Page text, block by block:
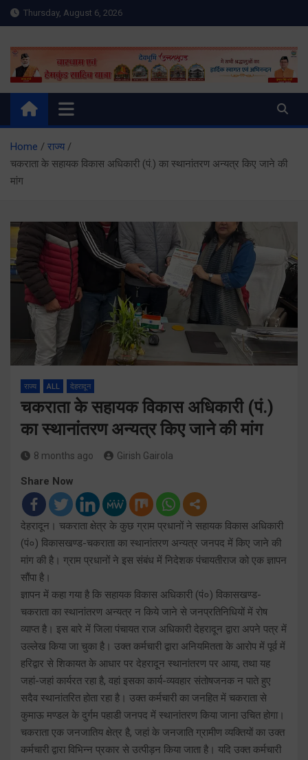
Skip
to
Thursday, August 6, 2026
Meru Raibar | Uttarakhand
News | Uttarkashi News
meruraibar.com
Home
राज्य
चकराता के सहायक विकास अधिकारी (पं.) का स्थानांतरण अन्यत्र किए जाने की
मांग
राज्य ALL देहरादून
चकराता के सहायक विकास अधिकारी (पं.)
का स्थानांतरण अन्यत्र किए जाने की मांग
8 months ago Girish Gairola
Share Now
देहरादून। चकराता क्षेत्र के कुछ ग्राम प्रधानों ने सहायक विकास अधिकारी
(पं०) विकासखण्ड-चकराता का स्थानांतरण अन्यत्र जनपद में किए जाने की
मांग की है। ग्राम प्रधानों ने इस संबंध में निदेशक पंचायतीराज को एक ज्ञापन
सौंपा है।
ज्ञापन में कहा गया है कि सहायक विकास अधिकारी (पं०) विकासखण्ड-
चकराता का स्थानांतरण अन्यत्र न किये जाने से जनप्रतिनिधियों में रोष
व्याप्त है। इस बारे में जिला पंचायत राज अधिकारी देहरादून द्वारा अपने पत्र में
उल्लेख किया जा चुका है। उक्त कर्मचारी द्वारा अनियमितता के आरोप में पूर्व में
हरिद्वार से शिकायत के आधार पर देहरादून स्थानांतरण पर आया, तथा यह
जहां-जहां कार्यरत रहा है, वहां इसका कार्य-व्यवहार संतोषजनक न पाते हुए
सदैव स्थानांतरित होता रहा है। उक्त कर्मचारी का जनहित में चकराता से
कुमाऊ मण्डल के दुर्गम पहाडी जनपद में स्थानांतरण किया जाना उचित होगा।
चकराता एक जनजातिय क्षेत्र है, जहां के जनजाति ग्रामीण व्यक्तियों का उक्त
कर्मचारी द्वारा विभिन्न प्रकार से उत्पीड़न किया जाता है। यदि उक्त कर्मचारी